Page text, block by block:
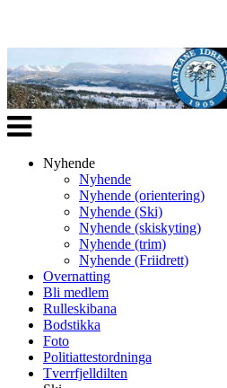
Veksle
navigasjon
Nyhende
Nyhende
Nyhende (orientering)
Nyhende (Ski)
Nyhende (skiskyting)
Nyhende (trim)
Nyhende (Friidrett)
Overnatting
Bli medlem
Rulleskibana
Bodstikka
Foto
Politiattestordninga
Tverrfjelldilten